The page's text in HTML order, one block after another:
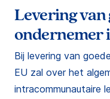
Levering van
ondernemer
Bij levering van
EU zal over het
intracommunautaire